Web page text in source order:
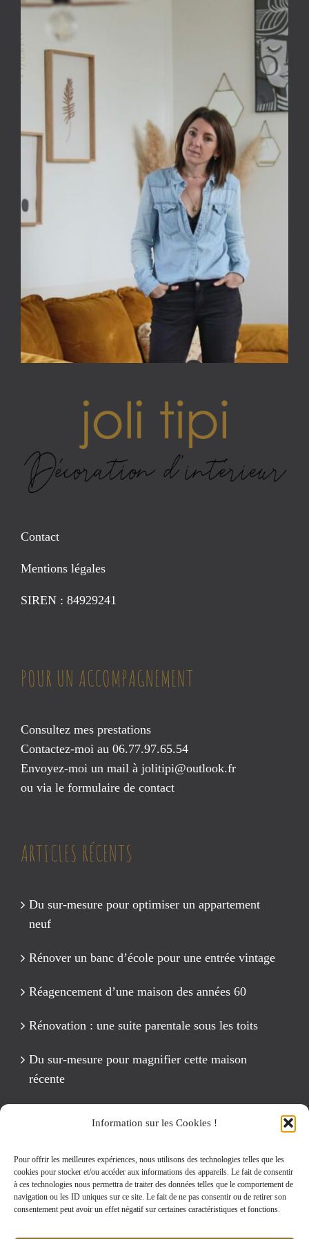
Information sur les Cookies !
Pour offrir les meilleures expériences, nous utilisons des technologies telles que les
cookies pour stocker et/ou accéder aux informations des appareils. Le fait de consentir
à ces technologies nous permettra de traiter des données telles que le comportement de
navigation ou les ID uniques sur ce site. Le fait de ne pas consentir ou de retirer son
consentement peut avoir un effet négatif sur certaines caractéristiques et fonctions.
Contact
Mentions légales
SIREN : 84929241
POUR UN ACCOMPAGNEMENT
Consultez mes prestations
Contactez-moi au 06.77.97.65.54
Envoyez-moi un mail à jolitipi@outlook.fr
ou via le formulaire de contact
ARTICLES RÉCENTS
Du sur-mesure pour optimiser un appartement
neuf
Rénover un banc d’école pour une entrée vintage
Réagencement d’une maison des années 60
Rénovation : une suite parentale sous les toits
Du sur-mesure pour magnifier cette maison
récente
Rechercher: